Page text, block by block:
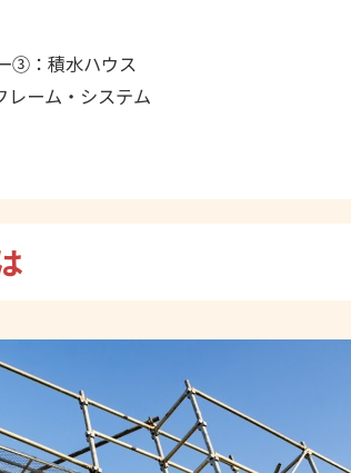
③：積水ハウス
レーム・システム